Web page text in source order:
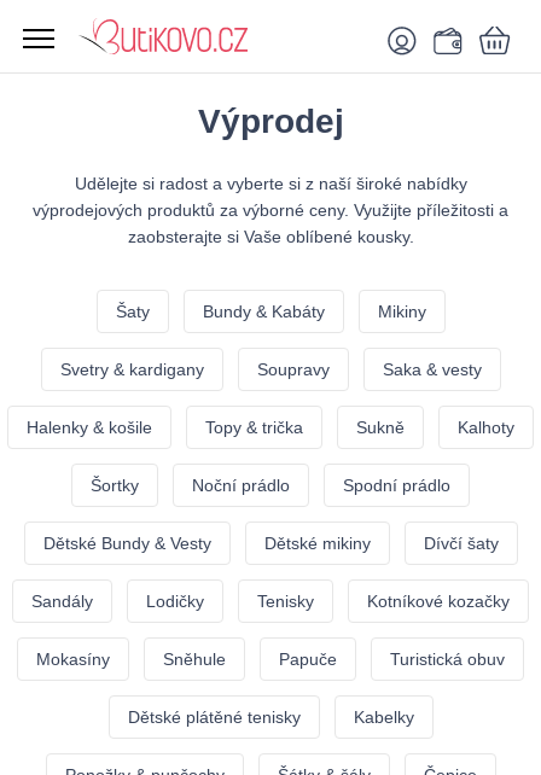
Výprodej
Udělejte si radost a vyberte si z naší široké nabídky
výprodejových produktů za výborné ceny. Využijte příležitosti a
zaobsterajte si Vaše oblíbené kousky.
Šaty Bundy & Kabáty Mikiny
Svetry & kardigany Soupravy Saka & vesty
Halenky & košile Topy & trička Sukně Kalhoty
Šortky Noční prádlo Spodní prádlo
Dětské Bundy & Vesty Dětské mikiny Dívčí šaty
Sandály Lodičky Tenisky Kotníkové kozačky
Mokasíny Sněhule Papuče Turistická obuv
Dětské plátěné tenisky Kabelky